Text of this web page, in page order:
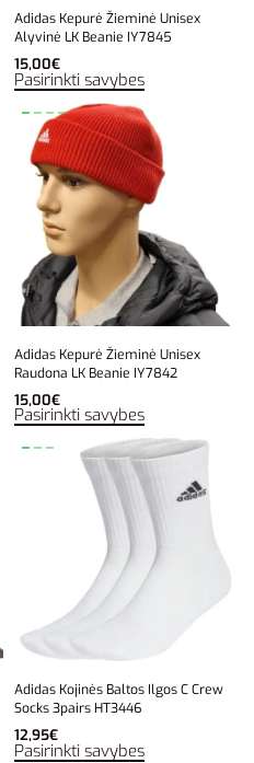
Adidas Kepurė Žieminė Unisex
Alyvinė LK Beanie IY7845
15,00€
Pasirinkti savybes
Adidas Kepurė Žieminė Unisex
Raudona LK Beanie IY7842
15,00€
Pasirinkti savybes
Adidas Kojinės Baltos Ilgos C Crew
Socks 3pairs HT3446
12,95€
Pasirinkti savybes